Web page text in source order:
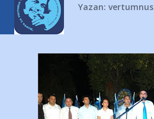
Yazan: vertumnus